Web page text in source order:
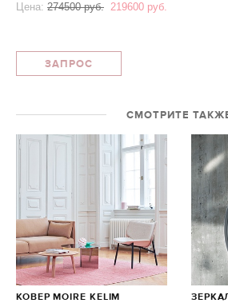
Цена: 274500 руб. 219600 руб.
ЗАПРОС
СМОТРИТЕ
КОВЕР MOIRE KELIM